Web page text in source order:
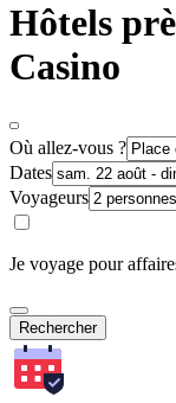
Hôtels
Casino
Où allez-vous ?
Dates
Voyageurs
Je voyage pour
Rechercher